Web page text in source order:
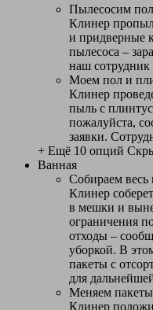
Пылесосим пол
Клинер
и придверные
пылесоса –
наш сотрудник
Моем пол и
Клинер
пыль с
пожалуйста,
заявки.
+ Ещё 10 опций
Ванная
Собираем весь
Клинер
в мешки и
ограничения
отходы –
уборкой. В
пакеты с
для
Меняем
Клинер